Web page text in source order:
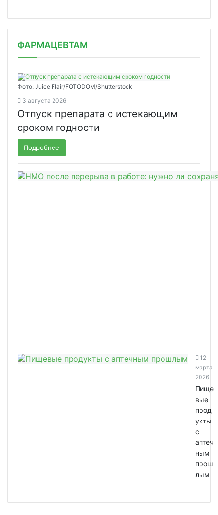
ФАРМАЦЕВТАМ
Фото: Juice Flair/FOTODOM/Shutterstoсk
3 августа 2026
Отпуск препарата с истекающим
сроком годности
Подробнее
12
марта
2026
Пище
вые
прод
укты
с
аптеч
ным
прош
лым